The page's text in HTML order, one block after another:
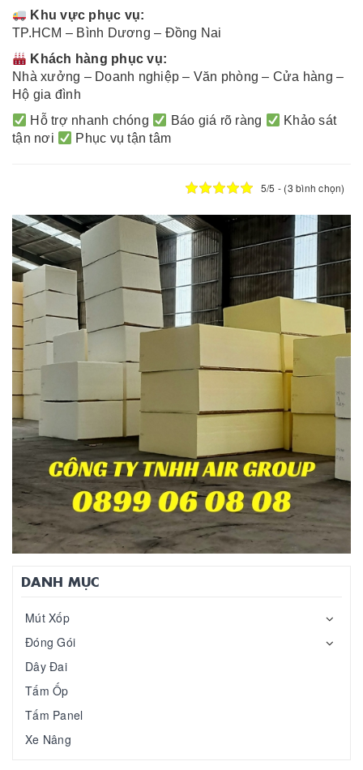
Khu vực phục vụ:
TP.HCM – Bình Dương – Đồng Nai
Khách hàng phục vụ:
Nhà xưởng – Doanh nghiệp – Văn phòng – Cửa hàng –
Hộ gia đình
Hỗ trợ nhanh chóng
Báo giá rõ ràng
Khảo sát
tận nơi
Phục vụ tận tâm
5/5 - (3 bình chọn)
DANH MỤC
Mút Xốp
Đóng Gói
Dây Đai
Tấm Ốp
Tấm Panel
Xe Nâng